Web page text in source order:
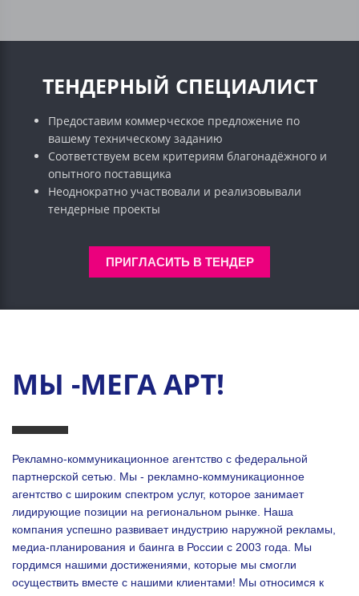
ТЕНДЕРНЫЙ СПЕЦИАЛИСТ
Предоставим коммерческое предложение по
вашему техническому заданию
Соответствуем всем критериям благонадёжного и
опытного поставщика
Неоднократно участвовали и реализовывали
тендерные проекты
ПРИГЛАСИТЬ В ТЕНДЕР
МЫ -МЕГА АРТ!
Рекламно-коммуникационное агентство с федеральной
партнерской сетью. Мы - рекламно-коммуникационное
агентство с широким спектром услуг, которое занимает
лидирующие позиции на региональном рынке. Наша
компания успешно развивает индустрию наружной рекламы,
медиа-планирования и баинга в России с 2003 года. Мы
гордимся нашими достижениями, которые мы смогли
осуществить вместе с нашими клиентами! Мы относимся к